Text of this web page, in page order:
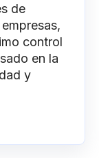
de
control
en la
y